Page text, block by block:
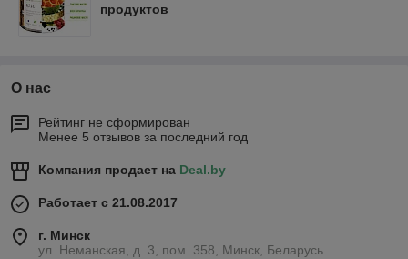
продуктов
О нас
Рейтинг не сформирован
Менее 5 отзывов за последний год
Компания продает на Deal.by
Работает с 21.08.2017
г. Минск
ул. Неманская, д. 3, пом. 358, Минск, Беларусь